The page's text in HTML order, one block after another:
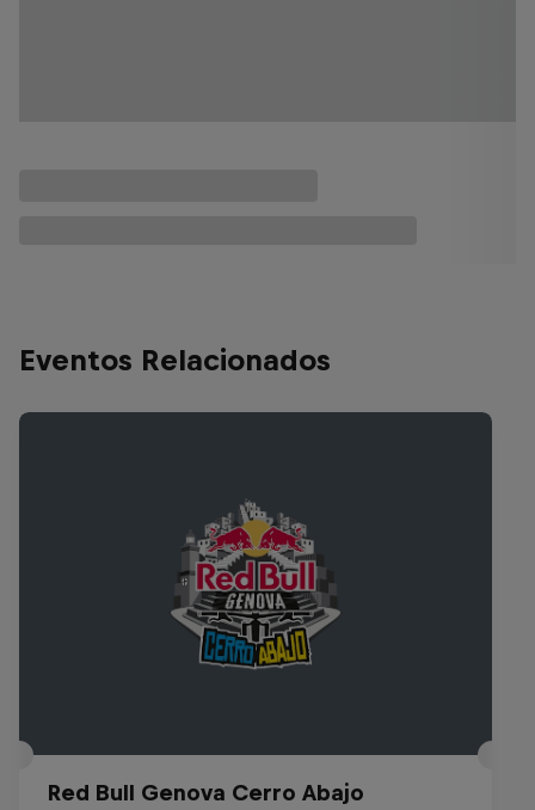
Eventos Relacionados
Red Bull Genova Cerro Abajo